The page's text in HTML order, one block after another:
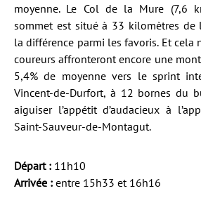
moyenne. Le Col de la Mure (7,6
sommet est situé à 33 kilomètres de
la différence parmi les favoris. Et cela
coureurs affronteront encore une
5,4% de moyenne vers le sprint
Vincent-de-Durfort, à 12 bornes du
aiguiser l’appétit d’audacieux à
Saint-Sauveur-de-Montagut.
Départ : 11h10
Arrivée : entre 15h33 et 16h16